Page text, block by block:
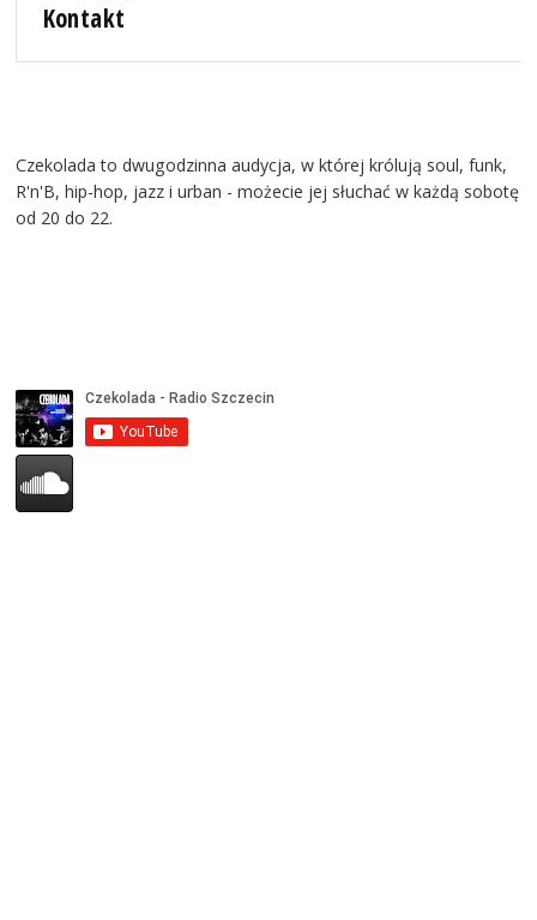
Kontakt
Czekolada to dwugodzinna audycja, w której królują soul, funk,
R'n'B, hip-hop, jazz i urban - możecie jej słuchać w każdą sobotę
od 20 do 22.